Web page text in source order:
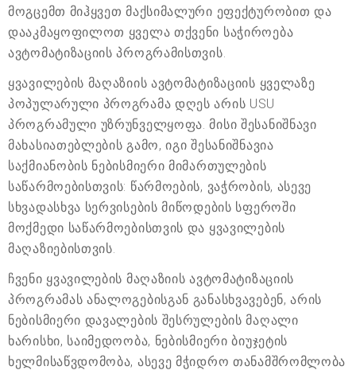
მოგცემთ მიჰყვეთ მაქსიმალური ეფექტურობით და
დააკმაყოფილოთ ყველა თქვენი საჭიროება
ავტომატიზაციის პროგრამისთვის.
ყვავილების მაღაზიის ავტომატიზაციის ყველაზე
პოპულარული პროგრამა დღეს არის USU
პროგრამული უზრუნველყოფა. მისი შესანიშნავი
მახასიათებლების გამო, იგი შესანიშნავია
საქმიანობის ნებისმიერი მიმართულების
საწარმოებისთვის: წარმოების, ვაჭრობის, ასევე
სხვადასხვა სერვისების მიწოდების სფეროში
მოქმედი საწარმოებისთვის და ყვავილების
მაღაზიებისთვის.
ჩვენი ყვავილების მაღაზიის ავტომატიზაციის
პროგრამას ანალოგებისგან განასხვავებენ, არის
ნებისმიერი დავალების შესრულების მაღალი
ხარისხი, საიმედოობა, ნებისმიერი ბიუჯეტის
ხელმისაწვდომობა, ასევე მჭიდრო თანამშრომლობა